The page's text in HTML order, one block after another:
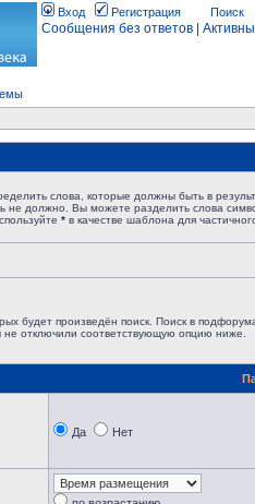
Вход Регистрация Поиск
Сообщения без ответов
слова, которые должны быть в
не должно. Вы можете разделить слова
* в качестве шаблона для
будет произведён поиск. Поиск в
не отключили соответствующую опцию ниже.
Да Нет